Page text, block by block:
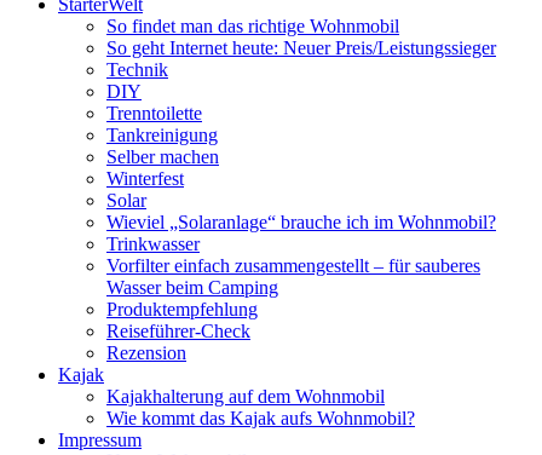
So findet man das richtige Wohnmobil
So geht Internet heute: Neuer Preis/Leistungssieger
Technik
DIY
Trenntoilette
Tankreinigung
Selber machen
Winterfest
Solar
Wieviel „Solaranlage“ brauche ich im Wohnmobil?
Trinkwasser
Vorfilter einfach zusammengestellt – für sauberes
Wasser beim Camping
Produktempfehlung
Reiseführer-Check
Rezension
Kajak
Kajakhalterung auf dem Wohnmobil
Wie kommt das Kajak aufs Wohnmobil?
Impressum